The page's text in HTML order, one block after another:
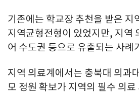
기존에는 학교장 추천을 받은 지
지역균형전형이 있었지만, 지역
어 수도권 등으로 유출되는 사례
지역 의료계에서는 충북대 의과
모 정원 확보가 지역의 필수 의